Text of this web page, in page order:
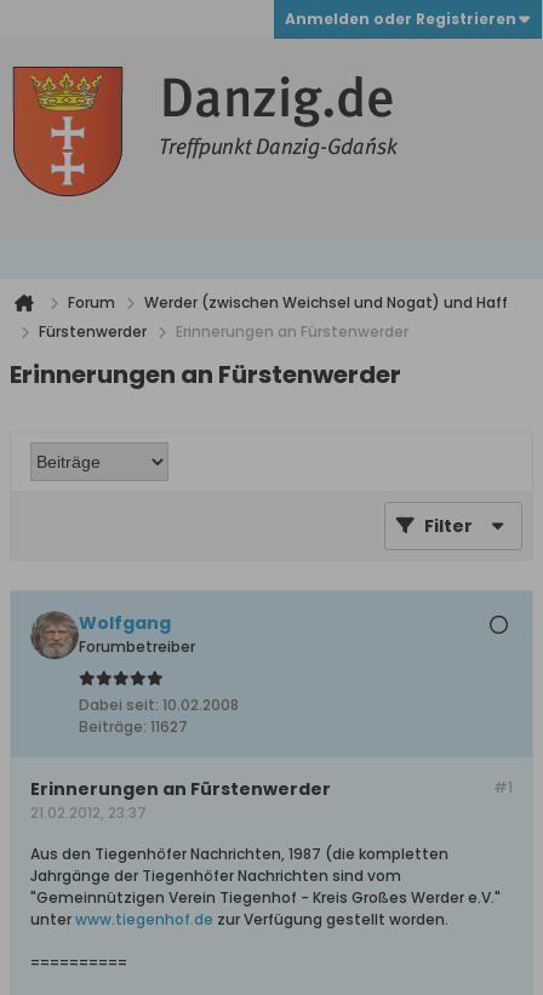
Anmelden oder Registrieren
Forum
Werder (zwischen Weichsel und Nogat) und Haff
Fürstenwerder
Erinnerungen an Fürstenwerder
Erinnerungen an Fürstenwerder
Filter
Wolfgang
Forumbetreiber
Dabei seit: 10.02.2008
Beiträge: 11627
#1
Erinnerungen an Fürstenwerder
21.02.2012, 23:37
Aus den Tiegenhöfer Nachrichten, 1987 (die kompletten
Jahrgänge der Tiegenhöfer Nachrichten sind vom
"Gemeinnützigen Verein Tiegenhof - Kreis Großes Werder e.V."
unterwww.tiegenhof.de zur Verfügung gestellt worden.
==========